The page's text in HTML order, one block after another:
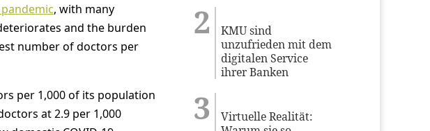
pandemic, with many
and the burden
number of doctors per
per 1,000 of its population
at 2.9 per 1,000
KMU sind
unzufrieden mit dem
digitalen Service
ihrer Banken
Virtuelle Realität: